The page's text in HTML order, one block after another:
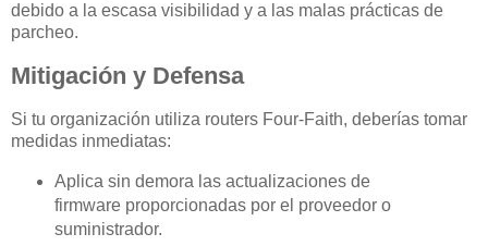
debido a la escasa visibilidad y a las malas prácticas de
parcheo.
Mitigación y Defensa
Si tu organización utiliza routers Four-Faith, deberías tomar
medidas inmediatas:
Aplica sin demora las actualizaciones de
firmware proporcionadas por el proveedor o
suministrador.